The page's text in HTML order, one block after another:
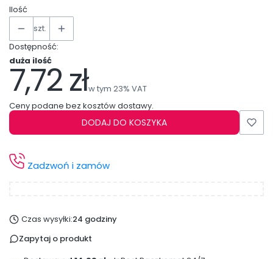
Ilość
szt.
Dostępność:
duża ilość
Cena
7,72 złw tym 23% VAT
w tym 23% VAT
Ceny podane bez kosztów dostawy.
DODAJ DO KOSZYKA
Zadzwoń i zamów
Czas wysyłki:24 godziny
Zapytaj o produkt